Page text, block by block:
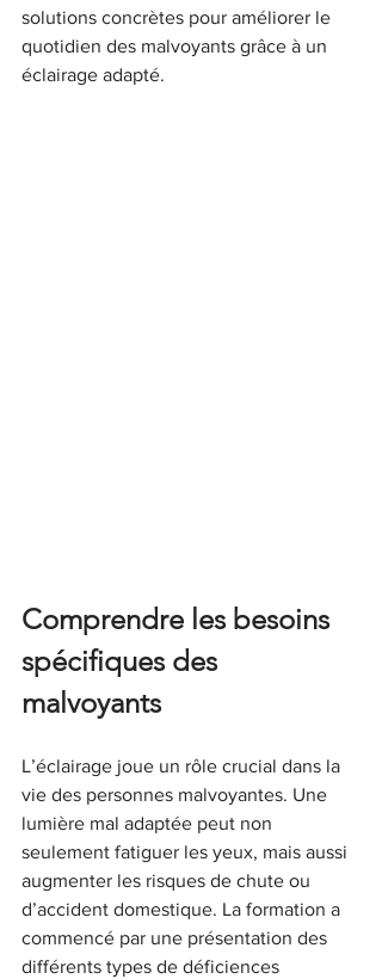
solutions concrètes pour améliorer le
quotidien des malvoyants grâce à un
éclairage adapté.
Comprendre les besoins
spécifiques des
malvoyants
L’éclairage joue un rôle crucial dans la
vie des personnes malvoyantes. Une
lumière mal adaptée peut non
seulement fatiguer les yeux, mais aussi
augmenter les risques de chute ou
d’accident domestique. La formation a
commencé par une présentation des
différents types de déficiences